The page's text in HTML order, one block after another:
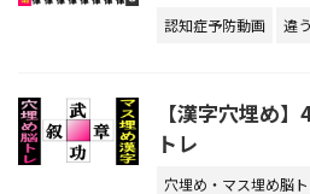
認知症予防動画 違
【漢字穴埋め
トレ
穴埋め・マス埋め脳